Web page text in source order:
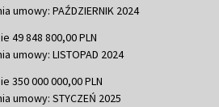
umowy: PAŹDZIERNIK 2024
49 848 800,00 PLN
umowy: LISTOPAD 2024
350 000 000,00 PLN
umowy: STYCZEŃ 2025